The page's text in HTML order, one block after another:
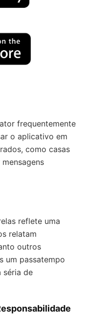
frequentemente
o aplicativo em
como casas
reflete uma
relatam
outros
um passatempo
séria de